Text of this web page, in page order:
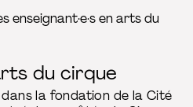
enseignant·e·s en arts du
du cirque
la fondation de la Cité